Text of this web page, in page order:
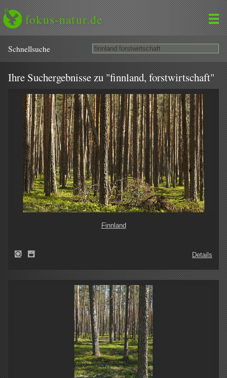
fokus-natur.de
Schnell­suche
Ihre Suchergebnisse zu "finnland, forstwirtschaft"
Finnland
Details